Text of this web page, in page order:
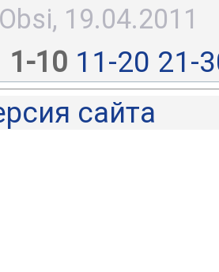
19.04.2011
1-10 11-20 21-
сайта